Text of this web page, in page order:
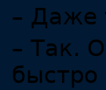
– Даже
– Так.
быстро